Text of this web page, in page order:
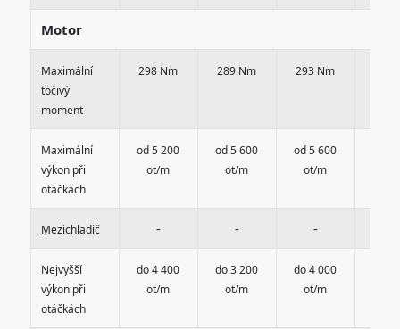
Motor
Maximální
točivý
moment
298 Nm 289 Nm 293 Nm
Maximální
výkon při
otáčkách
od 5 200
ot/m
od 5 600
ot/m
od 5 600
ot/m
Mezichladič - - -
Nejvyšší
výkon při
otáčkách
do 4 400
ot/m
do 3 200
ot/m
do 4 000
ot/m